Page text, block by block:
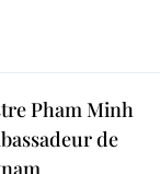
Pham Minh
de